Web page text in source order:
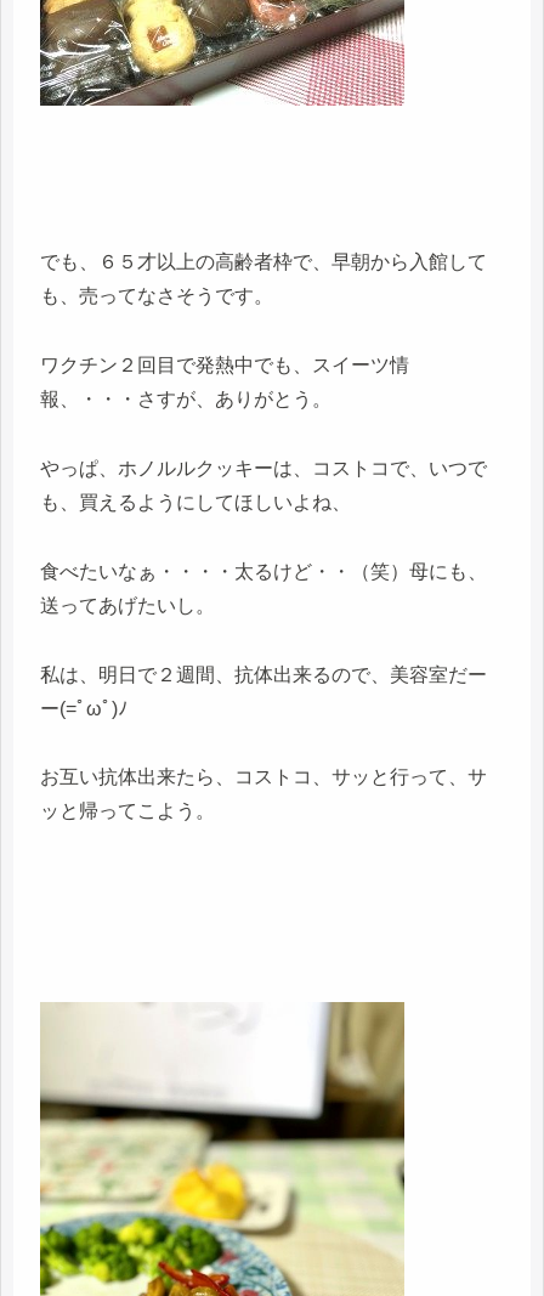
でも、６５才以上の高齢者枠で、早朝から入館して
も、売ってなさそうです。
ワクチン２回目で発熱中でも、スイーツ情
報、・・・さすが、ありがとう。
やっぱ、ホノルルクッキーは、コストコで、いつで
も、買えるようにしてほしいよね、
食べたいなぁ・・・・太るけど・・（笑）母にも、
送ってあげたいし。
私は、明日で２週間、抗体出来るので、美容室だー
ー(=ﾟωﾟ)ﾉ
お互い抗体出来たら、コストコ、サッと行って、サ
ッと帰ってこよう。